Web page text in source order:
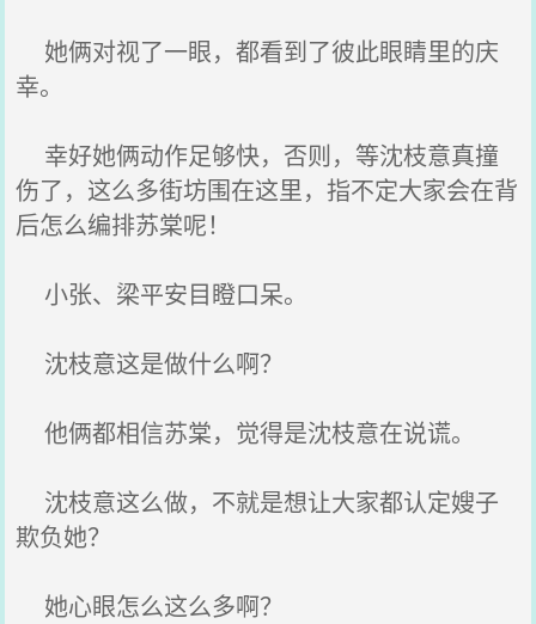
她俩对视了一眼，都看到了彼此眼睛里的庆
幸。
幸好她俩动作足够快，否则，等沈枝意真撞
伤了，这么多街坊围在这里，指不定大家会在背
后怎么编排苏棠呢！
小张、梁平安目瞪口呆。
沈枝意这是做什么啊？
他俩都相信苏棠，觉得是沈枝意在说谎。
沈枝意这么做，不就是想让大家都认定嫂子
欺负她？
她心眼怎么这么多啊？